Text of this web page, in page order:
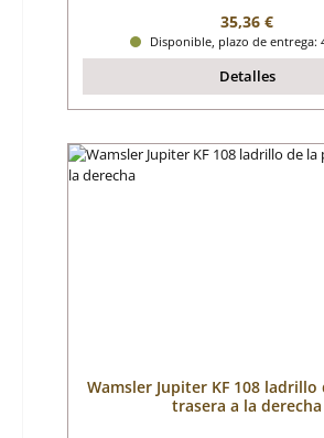
Precio normal:
35,36 €
Disponible, plazo de entrega:
Detalles
Wamsler Jupiter KF 108 ladrillo
trasera a la derecha